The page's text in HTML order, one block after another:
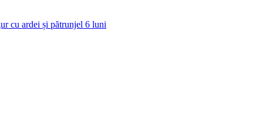
cu ardei și pătrunjel 6 luni